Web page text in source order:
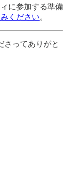
に参加する準備
ください。
さってありがと